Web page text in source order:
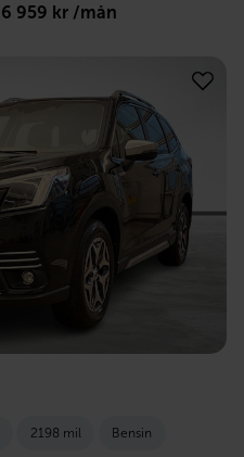
6 959 kr /mån
2198 mil Bensin